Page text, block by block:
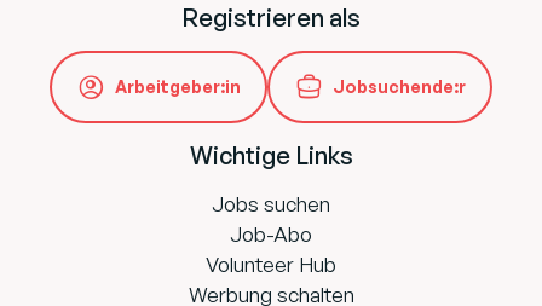
Registrieren als
Arbeitgeber:in Jobsuchende:r
Wichtige Links
Jobs suchen
Job-Abo
Volunteer Hub
Werbung schalten